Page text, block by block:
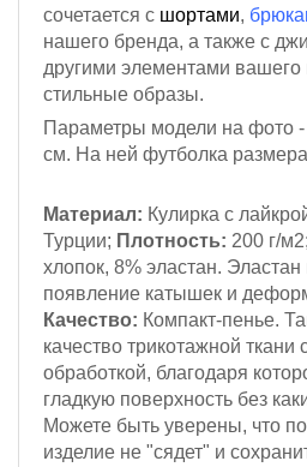
сочетается с шортами,
нашего бренда, а также с
другими элементами вашего
стильные образы.
Параметры модели на фото -
см. На ней футболка
Материал: Кулирка с
Турции; Плотность: 200 г/м2;
хлопок, 8% эластан.
появление катышек и
Качество: Компакт-пенье.
качество трикотажной ткани
обработкой, благодаря
гладкую поверхность без
Можете быть уверены, что
изделие не "сядет" и